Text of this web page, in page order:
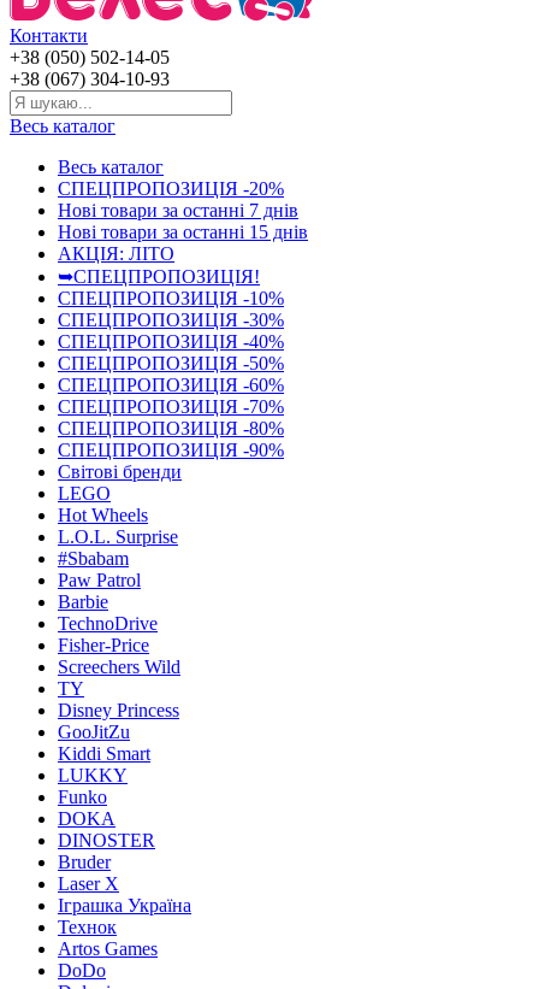
Контакти
+38 (050) 502-14-05
+38 (067) 304-10-93
Весь каталог
Весь каталог
СПЕЦПРОПОЗИЦІЯ -20%
Нові товари за останнi 7 днiв
Нові товари за останнi 15 днiв
АКЦІЯ: ЛІТО
➥СПЕЦПРОПОЗИЦІЯ!
СПЕЦПРОПОЗИЦІЯ -10%
СПЕЦПРОПОЗИЦІЯ -30%
СПЕЦПРОПОЗИЦІЯ -40%
СПЕЦПРОПОЗИЦІЯ -50%
СПЕЦПРОПОЗИЦІЯ -60%
СПЕЦПРОПОЗИЦІЯ -70%
СПЕЦПРОПОЗИЦІЯ -80%
СПЕЦПРОПОЗИЦІЯ -90%
Світові бренди
LEGO
Hot Wheels
L.O.L. Surprise
#Sbabam
Paw Patrol
Barbie
TechnoDrive
Fisher-Price
Screechers Wild
TY
Disney Princess
GooJitZu
Kiddi Smart
LUKKY
Funko
DOKA
DINOSTER
Bruder
Laser X
Іграшка Україна
Технок
Artos Games
DoDo